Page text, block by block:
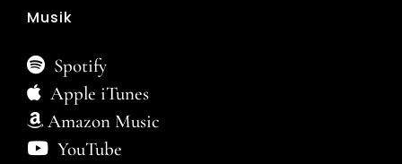
Musik
Spotify
Apple iTunes
Amazon Music
YouTube